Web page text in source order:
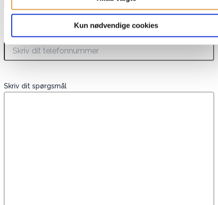
Kun nødvendige cookies
Telefon
Skriv dit spørgsmål